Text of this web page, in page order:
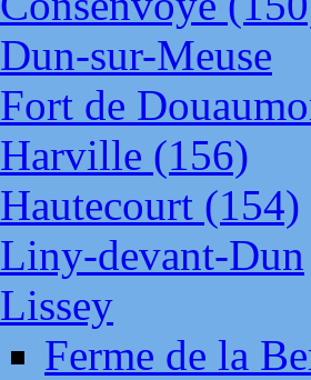
Dun-sur-Meuse
Fort de
Harville (156)
Hautecourt (154)
Liny-devant-Dun
Lissey
Ferme de la